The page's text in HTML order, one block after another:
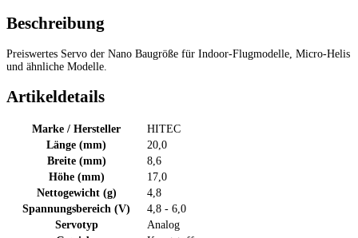
Beschreibung
Preiswertes Servo der Nano Baugröße für Indoor-Flugmodelle, Micro-Helis
und ähnliche Modelle.
Artikeldetails
Marke / Hersteller
HITEC
Länge (mm)
20,0
Breite (mm)
8,6
Höhe (mm)
17,0
Nettogewicht (g)
4,8
Spannungsbereich (V)
4,8 - 6,0
Servotyp
Analog